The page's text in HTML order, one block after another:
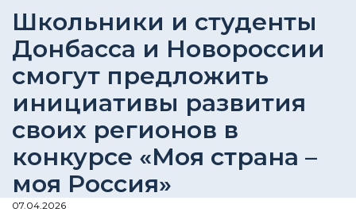
Школьники и студенты
Донбасса и Новороссии
смогут предложить
инициативы развития
своих регионов в
конкурсе «Моя страна –
моя Россия»
07.04.2026